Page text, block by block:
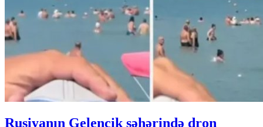
Rusiyanın Gelencik şəhərində dron